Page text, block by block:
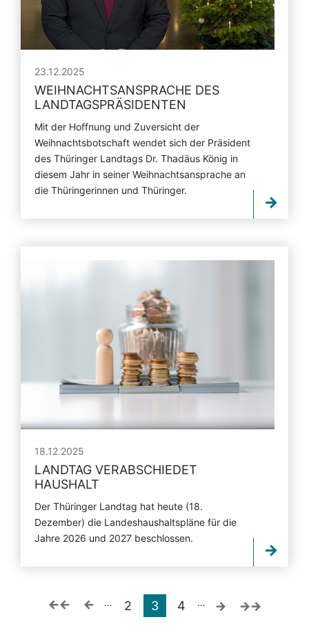
23.12.2025
WEIHNACHTSANSPRACHE DES
LANDTAGSPRÄSIDENTEN
Mit der Hoffnung und Zuversicht der
Weihnachtsbotschaft wendet sich der Präsident
des Thüringer Landtags Dr. Thadäus König in
diesem Jahr in seiner Weihnachtsansprache an
die Thüringerinnen und Thüringer.
18.12.2025
LANDTAG VERABSCHIEDET
HAUSHALT
Der Thüringer Landtag hat heute (18.
Dezember) die Landeshaushaltspläne für die
Jahre 2026 und 2027 beschlossen.
… 2 3 4 …